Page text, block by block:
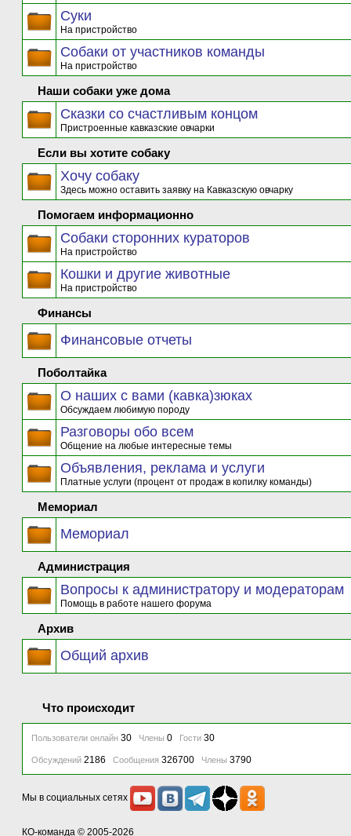
Суки
На пристройство
Собаки от участников команды
На пристройство
Наши собаки уже дома
Сказки со счастливым концом
Пристроенные кавказские овчарки
Если вы хотите собаку
Хочу собаку
Здесь можно оставить заявку на Кавказскую овчарку
Помогаем информационно
Собаки сторонних кураторов
На пристройство
Кошки и другие животные
На пристройство
Финансы
Финансовые отчеты
Поболтайка
О наших с вами (кавка)зюках
Обсуждаем любимую породу
Разговоры обо всем
Общение на любые интересные темы
Объявления, реклама и услуги
Платные услуги (процент от продаж в копилку команды)
Мемориал
Мемориал
Администрация
Вопросы к администратору и модераторам
Помощь в работе нашего форума
Архив
Общий архив
Что происходит
Пользователи онлайн 30 Члены 0 Гости 30
Обсуждений 2186 Сообщения 326700 Члены 3790
Мы в социальных сетях
КО-команда © 2005-2026